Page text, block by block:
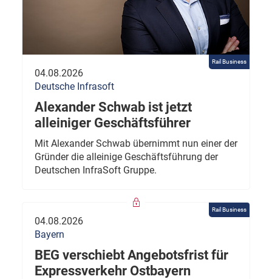
Rail Business
04.08.2026
Deutsche Infrasoft
Alexander Schwab ist jetzt
alleiniger Geschäftsführer
Mit Alexander Schwab übernimmt nun einer der
Gründer die alleinige Geschäftsführung der
Deutschen InfraSoft Gruppe.
Rail Business
04.08.2026
Bayern
BEG verschiebt Angebotsfrist für
Expressverkehr Ostbayern